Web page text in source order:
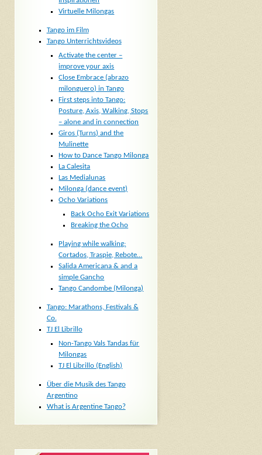
Virtuelle Milongas
Tango im Film
Tango Unterrichtsvideos
Activate the center –
improve your axis
Close Embrace (abrazo
milonguero) in Tango
First steps into Tango:
Posture, Axis, Walking, Stops
– alone and in connection
Giros (Turns) and the
Mulinette
How to Dance Tango Milonga
La Calesita
Las Medialunas
Milonga (dance event)
Ocho Variations
Back Ocho Exit Variations
Breaking the Ocho
Playing while walking:
Cortados, Traspie, Rebote…
Salida Americana & and a
simple Gancho
Tango Candombe (Milonga)
Tango: Marathons, Festivals &
Co.
TJ El Librillo
Non-Tango Vals Tandas für
Milongas
TJ El Librillo (English)
Über die Musik des Tango
Argentino
What is Argentine Tango?